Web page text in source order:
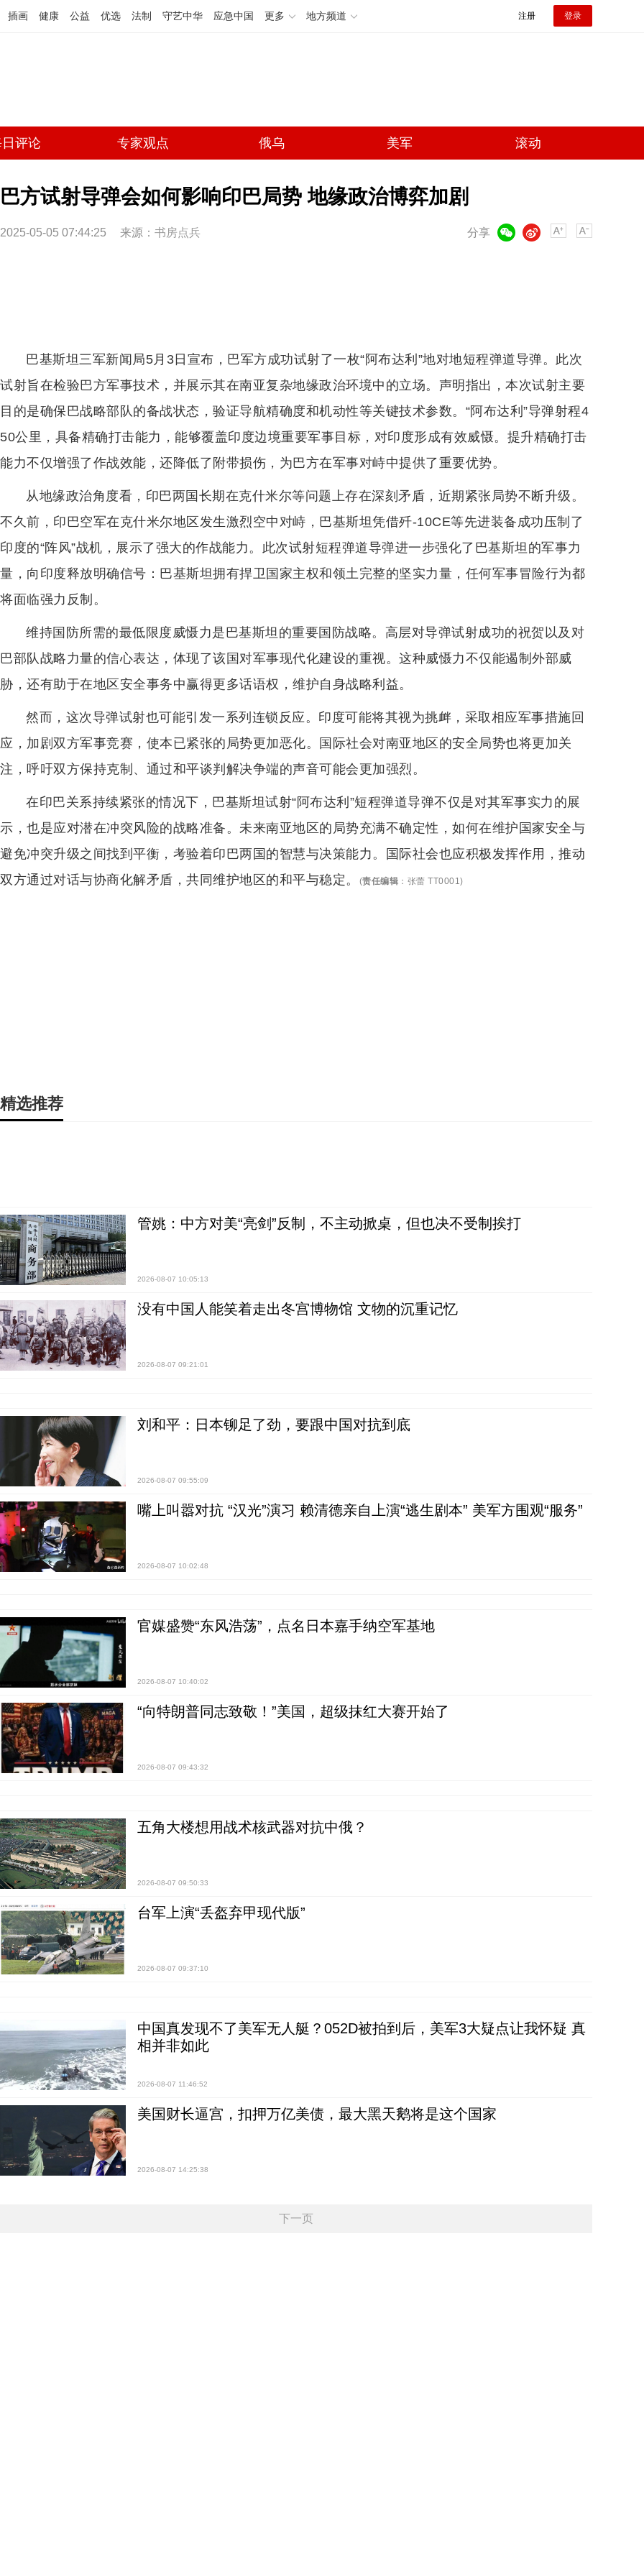
插画 健康 公益 优选 法制 守艺中华 应急中国 更多 地方频道 注册 登录
评论 专家观点 俄乌 美军 滚动
巴方试射导弹会如何影响印巴局势 地缘政治博弈加剧
2025-05-05 07:44:25 来源： 书房点兵 分享
微博
巴基斯坦三军新闻局5月3日宣布，巴军方成功试射了一枚“阿布达利”地对地短程弹道导弹。此次
试射旨在检验巴方军事技术，并展示其在南亚复杂地缘政治环境中的立场。声明指出，本次试射主要
目的是确保巴战略部队的备战状态，验证导航精确度和机动性等关键技术参数。“阿布达利”导弹射程4
50公里，具备精确打击能力，能够覆盖印度边境重要军事目标，对印度形成有效威慑。提升精确打击
能力不仅增强了作战效能，还降低了附带损伤，为巴方在军事对峙中提供了重要优势。
从地缘政治角度看，印巴两国长期在克什米尔等问题上存在深刻矛盾，近期紧张局势不断升级。
不久前，印巴空军在克什米尔地区发生激烈空中对峙，巴基斯坦凭借歼-10CE等先进装备成功压制了
印度的“阵风”战机，展示了强大的作战能力。此次试射短程弹道导弹进一步强化了巴基斯坦的军事力
量，向印度释放明确信号：巴基斯坦拥有捍卫国家主权和领土完整的坚实力量，任何军事冒险行为都
将面临强力反制。
维持国防所需的最低限度威慑力是巴基斯坦的重要国防战略。高层对导弹试射成功的祝贺以及对
巴部队战略力量的信心表达，体现了该国对军事现代化建设的重视。这种威慑力不仅能遏制外部威
胁，还有助于在地区安全事务中赢得更多话语权，维护自身战略利益。
然而，这次导弹试射也可能引发一系列连锁反应。印度可能将其视为挑衅，采取相应军事措施回
应，加剧双方军事竞赛，使本已紧张的局势更加恶化。国际社会对南亚地区的安全局势也将更加关
注，呼吁双方保持克制、通过和平谈判解决争端的声音可能会更加强烈。
在印巴关系持续紧张的情况下，巴基斯坦试射“阿布达利”短程弹道导弹不仅是对其军事实力的展
示，也是应对潜在冲突风险的战略准备。未来南亚地区的局势充满不确定性，如何在维护国家安全与
避免冲突升级之间找到平衡，考验着印巴两国的智慧与决策能力。国际社会也应积极发挥作用，推动
双方通过对话与协商化解矛盾，共同维护地区的和平与稳定。
(责任编辑 ： 张蕾 TT0001)
精选推荐
管姚：中方对美“亮剑”反制，不主动掀桌，但也决不受制挨打
2026-08-07 10:05:13
没有中国人能笑着走出冬宫博物馆 文物的沉重记忆
2026-08-07 09:21:01
刘和平：日本铆足了劲，要跟中国对抗到底
2026-08-07 09:55:09
嘴上叫嚣对抗 “汉光”演习 赖清德亲自上演“逃生剧本” 美军方围观“服务”
2026-08-07 10:02:48
官媒盛赞“东风浩荡”，点名日本嘉手纳空军基地
2026-08-07 10:40:02
“向特朗普同志致敬！”美国，超级抹红大赛开始了
2026-08-07 09:43:32
五角大楼想用战术核武器对抗中俄？
2026-08-07 09:50:33
台军上演“丢盔弃甲现代版”
2026-08-07 09:37:10
中国真发现不了美军无人艇？052D被拍到后，美军3大疑点让我怀疑 真
相并非如此
2026-08-07 11:46:52
美国财长逼宫，扣押万亿美债，最大黑天鹅将是这个国家
2026-08-07 14:25:38
下一页